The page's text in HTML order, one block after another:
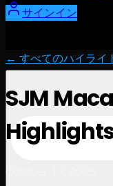
サインイン
← すべてのハイライ
SJM